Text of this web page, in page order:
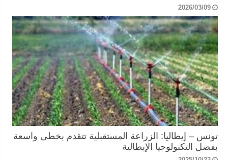
2026/03/09
تونس – إيطاليا: الزراعة المستقبلية تتقدم بخطى واسعة
بفضل التكنولوجيا الإيطالية